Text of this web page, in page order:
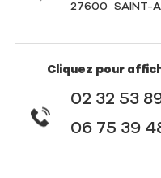
27600
SAINT-
Cliquez pour
02 32 53
06 75 39